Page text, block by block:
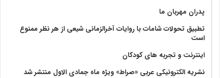
پدران مهربان ما
تطبیق تحولات شامات با روایات آخرالزمانی شیعی از هر نظر ممنوع
است
اینترنت و تجربه های کودکان
نشریه الکترونیکی عربی «صراط» ویژه ماه جمادی الاول منتشر شد